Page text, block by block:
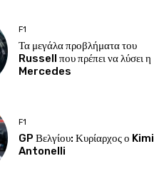
F1
Τα μεγάλα προβλήματα του
Russell που πρέπει να λύσει η
Mercedes
F1
GP Βελγίου: Κυρίαρχος ο Kimi
Antonelli